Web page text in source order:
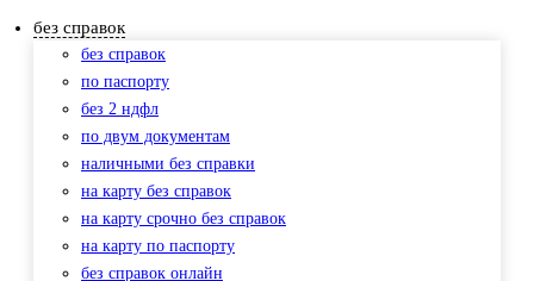
без справок
без справок
по паспорту
без 2 ндфл
по двум документам
наличными без справки
на карту без справок
на карту срочно без справок
на карту по паспорту
без справок онлайн